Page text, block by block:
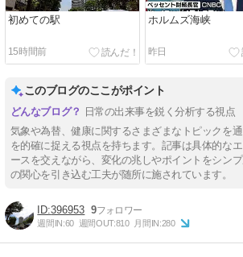
初めての駅
15時間前
ホルムズ海峡
昨日
このブログのここがポイント
日常の出来事を鋭く分析する視点
気象や為替、健康に関するさまざまなトピックを
を的確に捉える視点を持ちます。記事は具体的な
ースを交えながら、変化の兆しやポイントをシン
の関心を引き込む工夫が随所に施されています。
396953 9
週間IN:60 週間OUT:810 月間IN:280